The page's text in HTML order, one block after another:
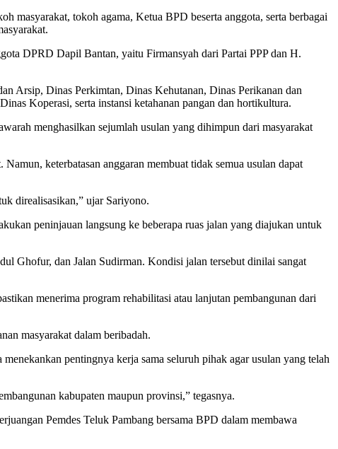
masyarakat, tokoh agama, Ketua BPD beserta anggota, serta berbagai
DPRD Dapil Bantan, yaitu Firmansyah dari Partai PPP dan H.
Arsip, Dinas Perkimtan, Dinas Kehutanan, Dinas Perikanan dan
Koperasi, serta instansi ketahanan pangan dan hortikultura.
menghasilkan sejumlah usulan yang dihimpun dari masyarakat
keterbatasan anggaran membuat tidak semua usulan dapat
direalisasikan,” ujar Sariyono.
peninjauan langsung ke beberapa ruas jalan yang diajukan untuk
Ghofur, dan Jalan Sudirman. Kondisi jalan tersebut dinilai sangat
menerima program rehabilitasi atau lanjutan pembangunan dari
masyarakat dalam beribadah.
pentingnya kerja sama seluruh pihak agar usulan yang telah
kabupaten maupun provinsi,” tegasnya.
Pemdes Teluk Pambang bersama BPD dalam membawa